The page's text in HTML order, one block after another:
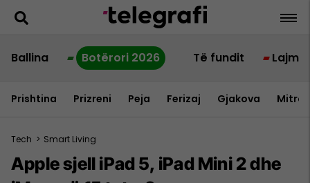
Ballina Botërori 2026 Të fundit Lajme
Prishtina Prizreni Peja Ferizaj Gjakova
Tech > Smart Living
Apple sjell iPad 5, iPad Mini 2 dhe